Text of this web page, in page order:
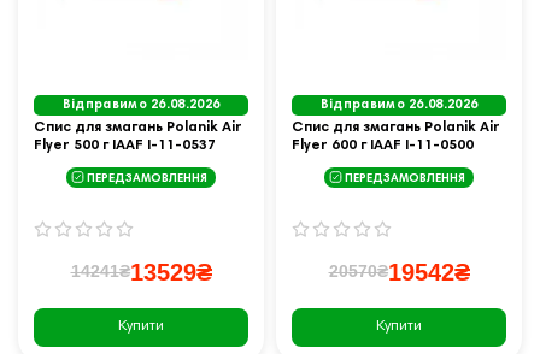
Відправимо 26.08.2026
Спис для змагань Polanik Air
Flyer 500 г IAAF I-11-0537
ПЕРЕДЗАМОВЛЕННЯ
14241₴13529₴
Купити
Відправимо 26.08.2026
Спис для змагань Polanik Air
Flyer 600 г IAAF I-11-0500
ПЕРЕДЗАМОВЛЕННЯ
20570₴19542₴
Купити